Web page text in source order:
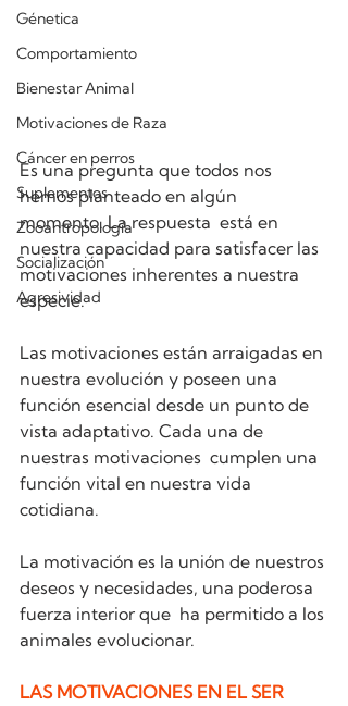
Génetica
Comportamiento
Bienestar Animal
Motivaciones de Raza
Cáncer en perros
Suplementos
Zooantropología
Socialización
Agresividad
Es una pregunta que todos nos
hemos planteado en algún
momento. La respuesta  está en
nuestra capacidad para satisfacer las
motivaciones inherentes a nuestra
especie.
Las motivaciones están arraigadas en
nuestra evolución y poseen una
función esencial desde un punto de
vista adaptativo. Cada una de
nuestras motivaciones  cumplen una
función vital en nuestra vida
cotidiana.
La motivación es la unión de nuestros
deseos y necesidades, una poderosa
fuerza interior que  ha permitido a los
animales evolucionar.
LAS MOTIVACIONES EN EL SER